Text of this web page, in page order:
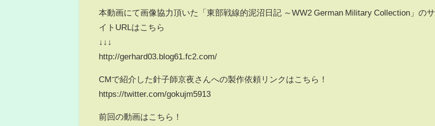
本動画にて画像協力頂いた「東部戦線的泥沼日記 ～WW2 German Military Collection」のサ
イトURLはこちら
↓↓↓
http://gerhard03.blog61.fc2.com/​​​
CMで紹介した針子師京夜さんへの製作依頼リンクはこちら！
https://twitter.com/gokujm5913
前回の動画はこちら！